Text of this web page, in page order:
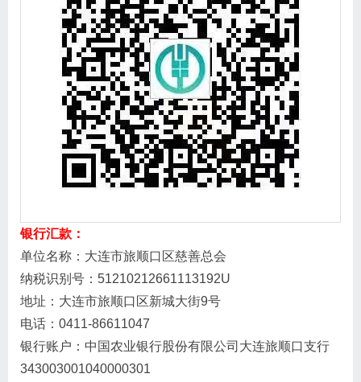
银行汇款：
单位名称：大连市旅顺口区慈善总会
纳税识别号：51210212661113192U
地址：大连市旅顺口区新城大街9号
电话：0411-86611047
银行账户：中国农业银行股份有限公司大连旅顺口支行
343003001040000301